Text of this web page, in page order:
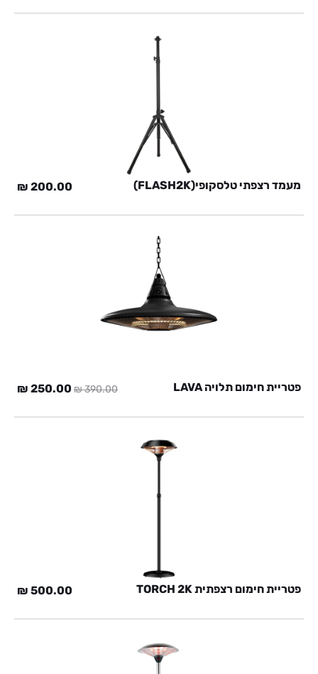
מעמד רצפתי טלסקופי(FLASH2K) 200.00
₪
פטריית חימום תלויה LAVA 390.00
₪ המחיר
היה:
250.00
₪
פטריית חימום רצפתית TORCH 2K 500.00
₪